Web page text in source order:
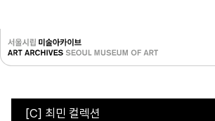
[C] 최민 컬렉션